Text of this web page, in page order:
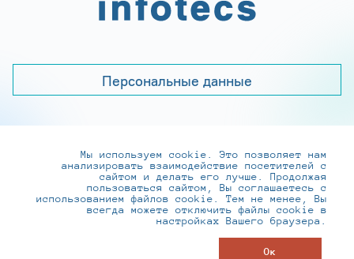
Персональные данные
+7 (495) 737-6192, 8-800-250-0-260
practice@infotecs.ru,hr@infotecs.ru
127273, г. Москва, Отрадная ул., 2Б строение 1
Мы используем cookie. Это позволяет нам
анализировать взаимодействие посетителей с
сайтом и делать его лучше. Продолжая
пользоваться сайтом, Вы соглашаетесь с
использованием файлов cookie. Тем не менее, Вы
всегда можете отключить файлы cookie в
настройках Вашего браузера.
Ок